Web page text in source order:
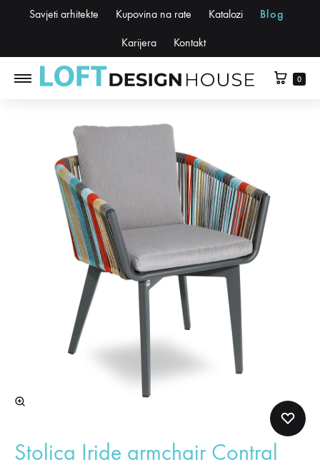
Savjeti arhitekte Kupovina na rate Katalozi Blog
Karijera Kontakt
0
Stolica Iride armchair Contral